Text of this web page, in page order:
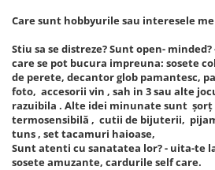
Care sunt hobbyurile sau interesele
Stiu sa se distreze? Sunt open-
care se pot bucura impreuna: sosete
de perete, decantor glob pamantesc,
foto, accesorii vin , sah in 3 sau alte
razuibila . Alte idei minunate sunt
termosensibilă , cutii de bijuterii,
tuns , set tacamuri haioase,
Sunt atenti cu sanatatea lor? - uita-te
sosete amuzante, cardurile self care.